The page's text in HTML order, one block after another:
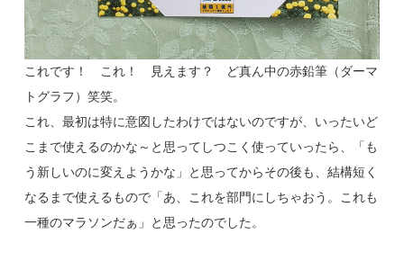
これです！ これ！ 見えます？ ど真ん中の赤鉛筆（ダーマ
トグラフ）笑笑。
これ、最初は特に意図したわけではないのですが、いったいど
こまで使えるのかな～と思ってしつこく使っていったら、「も
う新しいのに変えようかな」と思ってからその後も、結構短く
なるまで使えるもので「あ、これを部門にしちゃおう。これも
一種のマラソンだぁ」と思ったのでした。